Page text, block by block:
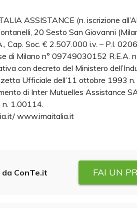
ASSISTANCE (n. iscrizione
20 Sesto San Giovanni
Cap. Soc. € 2.507.000 i.v. – P.I.
di Milano n° 09749030152 R.E.A.
con decreto del Ministero
Ufficiale dell’11 ottobre 1993
di Inter Mutuelles Assistance
n. 1.00114.
www.imaitalia.it
ConTe.it FAI UN